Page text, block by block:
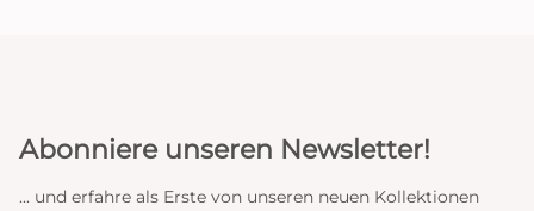
Abonniere unseren Newsletter!
... und erfahre als Erste von unseren neuen Kollektionen